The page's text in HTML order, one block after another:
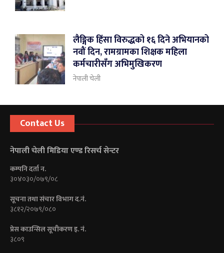
लैङ्गिक हिंसा विरुद्धको १६ दिने अभियानको
नवौं दिन, रामग्रामका शिक्षक महिला
कर्मचारीसँग अभिमुखिकरण
नेपाली चेली
Contact Us
नेपाली चेली मिडिया एण्ड रिसर्च सेन्टर
कम्पनि दर्ता न.
३०४०३०/०७९/०८
सूचना तथा संचार विभाग द.नं.
३८१२/२०७९/०८०
प्रेस काउन्सिल सूचीकरण इ. नं.
३८०९